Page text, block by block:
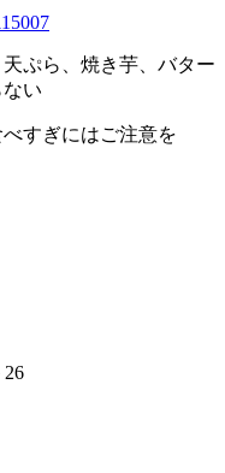
ぷら、焼き芋、バター
い
すぎにはご注意を
26